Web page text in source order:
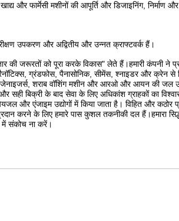
और फार्मेसी मशीनों की आपूर्ति और डिजाइनिंग, निर्माण